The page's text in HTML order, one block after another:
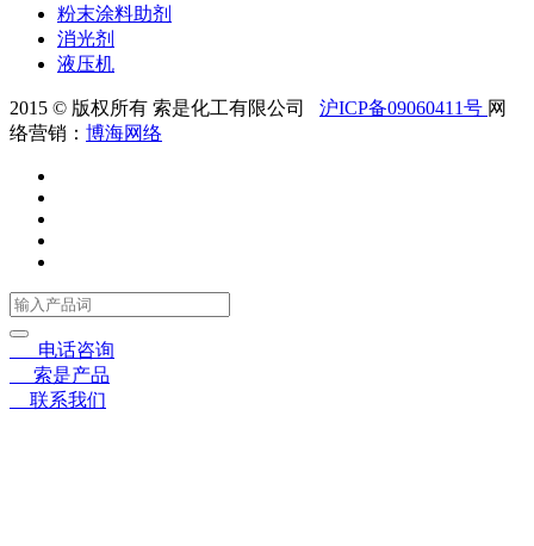
粉末涂料助剂
消光剂
液压机
2015 © 版权所有 索是化工有限公司 沪ICP备09060411号 网
络营销： 博海网络
电话咨询
索是产品
联系我们